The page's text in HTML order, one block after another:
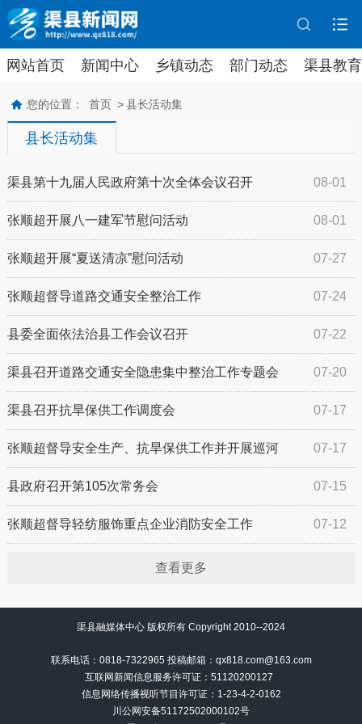
网站首页 新闻中心 乡镇动态 部门动态 渠县教育
您的位置： 首页 > 县长活动集
县长活动集
08-01
渠县第十九届人民政府第十次全体会议召开
08-01
张顺超开展八一建军节慰问活动
07-27
张顺超开展“夏送清凉”慰问活动
07-24
张顺超督导道路交通安全整治工作
07-22
县委全面依法治县工作会议召开
07-20
渠县召开道路交通安全隐患集中整治工作专题会
07-17
渠县召开抗旱保供工作调度会
07-17
张顺超督导安全生产、抗旱保供工作并开展巡河
07-15
县政府召开第105次常务会
07-12
张顺超督导轻纺服饰重点企业消防安全工作
查看更多
渠县融媒体中心 版权所有 Copyright 2010--2024
联系电话：0818-7322965 投稿邮箱：qx818.com@163.com
互联网新闻信息服务许可证：51120200127
信息网络传播视听节目许可证： 1-23-4-2-0162
川公网安备51172502000102号